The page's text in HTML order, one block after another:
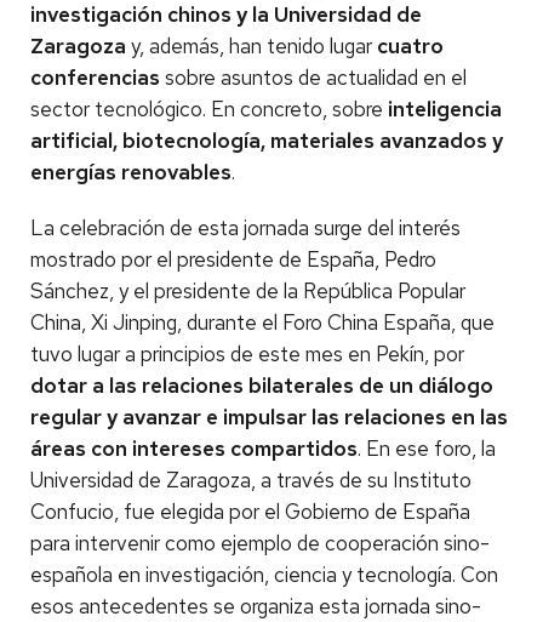
investigación chinos y la Universidad de
Zaragoza y, además, han tenido lugarcuatro
conferencias sobre asuntos de actualidad en el
sector tecnológico. En concreto, sobre inteligencia
artificial, biotecnología, materiales avanzados y
energías renovables.
La celebración de esta jornada surge del interés
mostrado por el presidente de España, Pedro
Sánchez, y el presidente de la República Popular
China, Xi Jinping, durante el Foro China España, que
tuvo lugar a principios de este mes en Pekín, por
dotar a las relaciones bilaterales de un diálogo
regular y avanzar e impulsar las relaciones en las
áreas con intereses compartidos. En ese foro, la
Universidad de Zaragoza, a través de su Instituto
Confucio, fue elegida por el Gobierno de España
para intervenir como ejemplo de cooperación sino-
española en investigación, ciencia y tecnología. Con
esos antecedentes se organiza esta jornada sino-